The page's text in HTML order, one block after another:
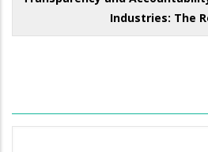
Industries: The